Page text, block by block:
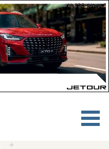
erid: 2SDnjdvnyL7